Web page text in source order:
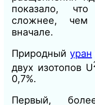
показало,
сложнее, чем
вначале.
Природный уран
двух изотопов U
0,7%.
Первый,